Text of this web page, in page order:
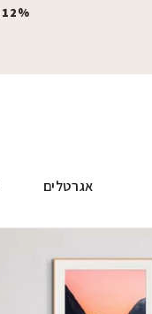
12% הנחה על כל האתר לקיץ 2026
אגרטלים